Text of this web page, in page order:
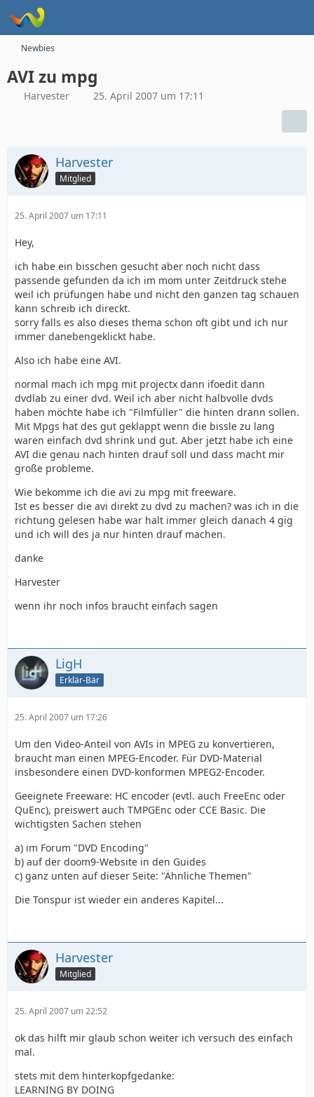
Newbies
AVI zu mpg
Harvester 25. April 2007 um 17:11
Harvester
Mitglied
25. April 2007 um 17:11
Hey,
ich habe ein bisschen gesucht aber noch nicht dass
passende gefunden da ich im mom unter Zeitdruck stehe
weil ich prüfungen habe und nicht den ganzen tag schauen
kann schreib ich direckt.
sorry falls es also dieses thema schon oft gibt und ich nur
immer danebengeklickt habe.
Also ich habe eine AVI.
normal mach ich mpg mit projectx dann ifoedit dann
dvdlab zu einer dvd. Weil ich aber nicht halbvolle dvds
haben möchte habe ich "Filmfüller" die hinten drann sollen.
Mit Mpgs hat des gut geklappt wenn die bissle zu lang
waren einfach dvd shrink und gut. Aber jetzt habe ich eine
AVI die genau nach hinten drauf soll und dass macht mir
große probleme.
Wie bekomme ich die avi zu mpg mit freeware.
Ist es besser die avi direkt zu dvd zu machen? was ich in die
richtung gelesen habe war halt immer gleich danach 4 gig
und ich will des ja nur hinten drauf machen.
danke
Harvester
wenn ihr noch infos braucht einfach sagen
LigH
Erklär-Bär
25. April 2007 um 17:26
Um den Video-Anteil von AVIs in MPEG zu konvertieren,
braucht man einen MPEG-Encoder. Für DVD-Material
insbesondere einen DVD-konformen MPEG2-Encoder.
Geeignete Freeware: HC encoder (evtl. auch FreeEnc oder
QuEnc), preiswert auch TMPGEnc oder CCE Basic. Die
wichtigsten Sachen stehen
a) im Forum "DVD Encoding"
b) auf der doom9-Website in den Guides
c) ganz unten auf dieser Seite: "Ähnliche Themen"
Die Tonspur ist wieder ein anderes Kapitel...
Harvester
Mitglied
25. April 2007 um 22:52
ok das hilft mir glaub schon weiter ich versuch des einfach
mal.
stets mit dem hinterkopfgedanke:
LEARNING BY DOING